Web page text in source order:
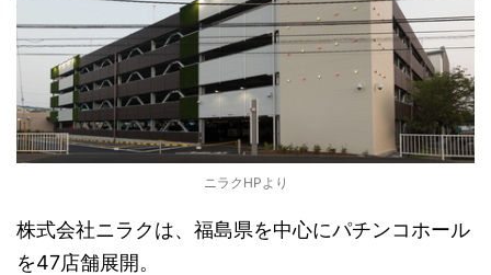
ニラクHPより
株式会社ニラクは、福島県を中心にパチンコホール
を47店舗展開。